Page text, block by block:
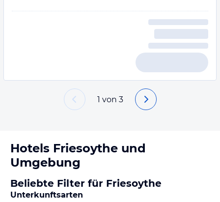
1 von 3
Hotels Friesoythe und
Umgebung
Beliebte Filter für Friesoythe
Unterkunftsarten